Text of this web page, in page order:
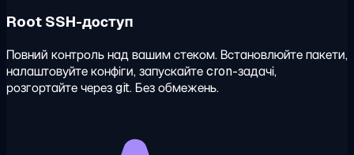
Root SSH-доступ
Повний контроль над вашим стеком. Встановлюйте пакети,
налаштовуйте конфіги, запускайте cron-задачі,
розгортайте через git. Без обмежень.